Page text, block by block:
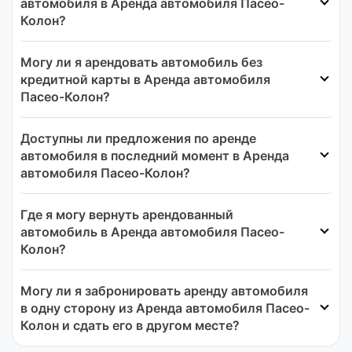
Колон?
Могу ли я арендовать автомобиль без
кредитной карты в Аренда автомобиля
Пасео-Колон?
Доступны ли предложения по аренде
автомобиля в последний момент в Аренда
автомобиля Пасео-Колон?
Где я могу вернуть арендованный
автомобиль в Аренда автомобиля Пасео-
Колон?
Могу ли я забронировать аренду автомобиля
в одну сторону из Аренда автомобиля Пасео-
Колон и сдать его в другом месте?